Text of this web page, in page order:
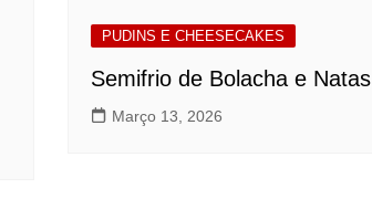
PUDINS E CHEESECAKES
Semifrio de Bolacha e Natas
Março 13, 2026